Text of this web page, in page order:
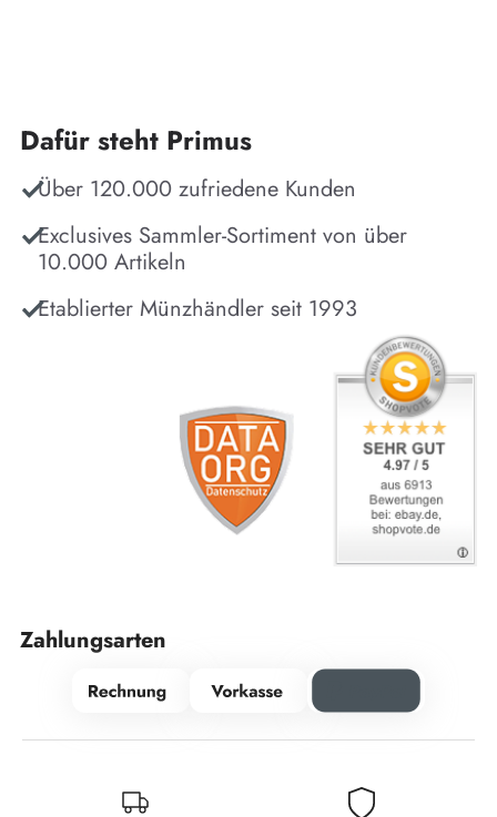
Dafür steht Primus
Über 120.000 zufriedene Kunden
Exclusives Sammler-Sortiment von über
10.000 Artikeln
Etablierter Münzhändler seit 1993
Zahlungsarten